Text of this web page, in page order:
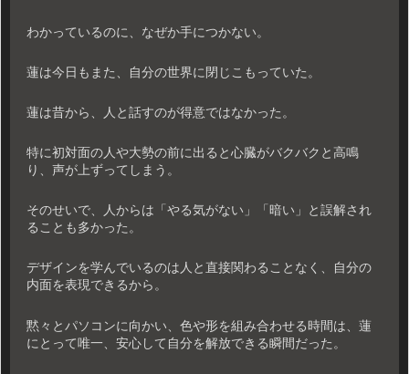
わかっているのに、なぜか手につかない。
蓮は今日もまた、自分の世界に閉じこもっていた。
蓮は昔から、人と話すのが得意ではなかった。
特に初対面の人や大勢の前に出ると心臓がバクバクと高鳴
り、声が上ずってしまう。
そのせいで、人からは「やる気がない」「暗い」と誤解され
ることも多かった。
デザインを学んでいるのは人と直接関わることなく、自分の
内面を表現できるから。
黙々とパソコンに向かい、色や形を組み合わせる時間は、蓮
にとって唯一、安心して自分を解放できる瞬間だった。